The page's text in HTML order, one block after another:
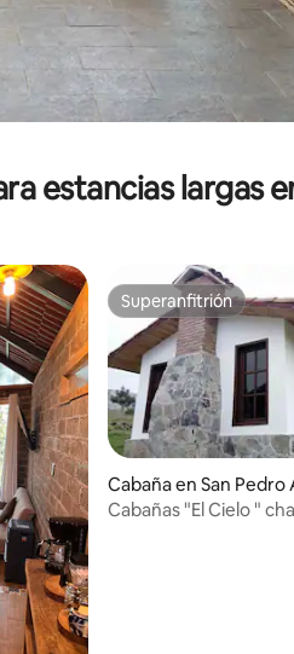
estancias largas
huéspedes Superanfitrión
Superanfitrión
Cabaña en San Pedro
a